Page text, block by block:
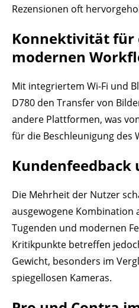
Rezensionen oft
Konnektivität für
modernen
Mit integriertem Wi-Fi und
D780 den Transfer von
andere Plattformen, was
für die Beschleunigung des
Kundenfeedback
Die Mehrheit der Nutzer
ausgewogene Kombination
Tugenden und modernen
Kritikpunkte betreffen
Gewicht, besonders im
spiegellosen Kameras.